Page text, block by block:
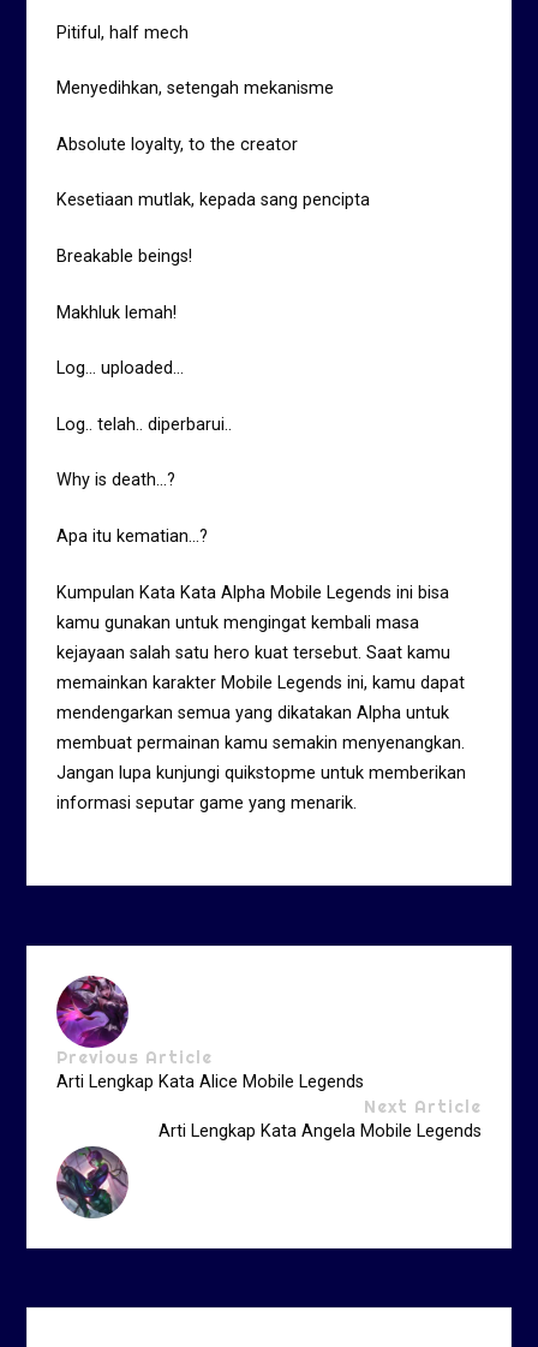
Pitiful, half mech
Menyedihkan, setengah mekanisme
Absolute loyalty, to the creator
Kesetiaan mutlak, kepada sang pencipta
Breakable beings!
Makhluk lemah!
Log… uploaded…
Log.. telah.. diperbarui..
Why is death…?
Apa itu kematian…?
Kumpulan Kata Kata Alpha Mobile Legends ini bisa
kamu gunakan untuk mengingat kembali masa
kejayaan salah satu hero kuat tersebut. Saat kamu
memainkan karakter Mobile Legends ini, kamu dapat
mendengarkan semua yang dikatakan Alpha untuk
membuat permainan kamu semakin menyenangkan.
Jangan lupa kunjungi quikstopme untuk memberikan
informasi seputar game yang menarik.
Previous Article
Arti Lengkap Kata Alice Mobile Legends
Next Article
Arti Lengkap Kata Angela Mobile Legends